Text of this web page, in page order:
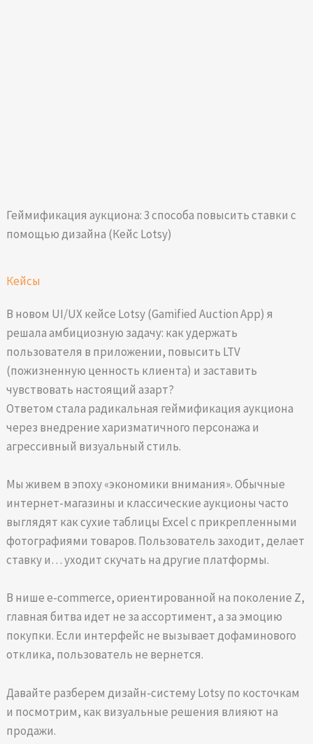
Геймификация аукциона: 3 способа повысить ставки с
помощью дизайна (Кейс Lotsy)
Кейсы
В новом UI/UX кейсе Lotsy (Gamified Auction App) я
решала амбициозную задачу: как удержать
пользователя в приложении, повысить LTV
(пожизненную ценность клиента) и заставить
чувствовать настоящий азарт?
Ответом стала радикальная геймификация аукциона
через внедрение харизматичного персонажа и
агрессивный визуальный стиль.
Мы живем в эпоху «экономики внимания». Обычные
интернет-магазины и классические аукционы часто
выглядят как сухие таблицы Excel с прикрепленными
фотографиями товаров. Пользователь заходит, делает
ставку и… уходит скучать на другие платформы.
В нише e-commerce, ориентированной на поколение Z,
главная битва идет не за ассортимент, а за эмоцию
покупки. Если интерфейс не вызывает дофаминового
отклика, пользователь не вернется.
Давайте разберем дизайн-систему Lotsy по косточкам
и посмотрим, как визуальные решения влияют на
продажи.